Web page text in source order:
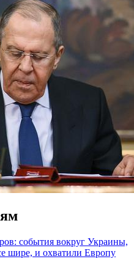
события вокруг Украины,
шире, и охватили Европу